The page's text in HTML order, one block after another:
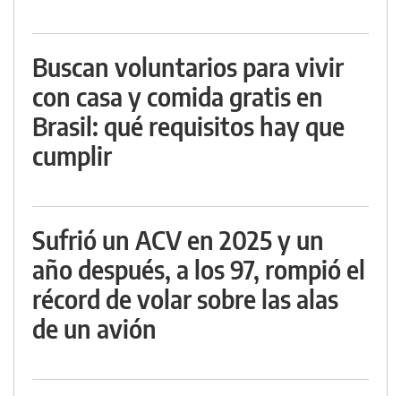
Buscan voluntarios para vivir
con casa y comida gratis en
Brasil: qué requisitos hay que
cumplir
Sufrió un ACV en 2025 y un
año después, a los 97, rompió el
récord de volar sobre las alas
de un avión